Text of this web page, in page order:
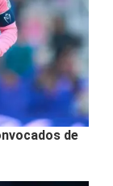
de